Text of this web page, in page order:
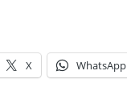
X WhatsApp